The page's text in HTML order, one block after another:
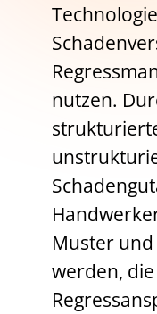
nutzen.
Muster
werden,